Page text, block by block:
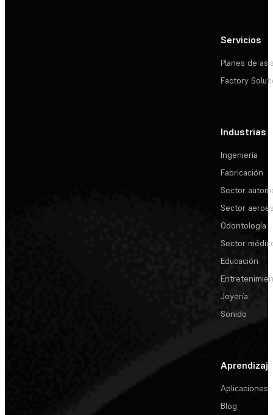
Servicios
Planes de
Factory
Industrias
Ingeniería
Fabricación
Sector
Sector
Odontología
Sector
Educación
Joyería
Sonido
Aprendizaje
Aplicaciones
Blog